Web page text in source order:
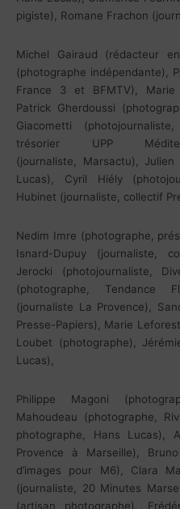
pigiste), Romane Frachon
Michel Gairaud (rédacteur
(photographe indépendante),
France 3 et BFMTV), Marie
Patrick Gherdoussi
Giacometti
trésorier UPP
(journaliste, Marsactu),
Lucas), Cyril Hiély
Hubinet (journaliste, collectif
Nedim Imre (photographe,
Isnard-Dupuy (journaliste,
Jerocki (photojournaliste,
(photographe, Tendance
(journaliste La Provence),
Presse-Papiers), Marie
Loubet (photographe),
Lucas),
Philippe Magoni
Mahoudeau (photographe,
photographe, Hans Lucas),
Provence à Marseille),
d’images pour M6), Clara
(journaliste, 20 Minutes
(artisan photographe),